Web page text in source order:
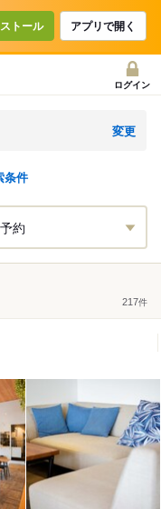
トール アプリで開く
ログイン
変更
条件
約
217件